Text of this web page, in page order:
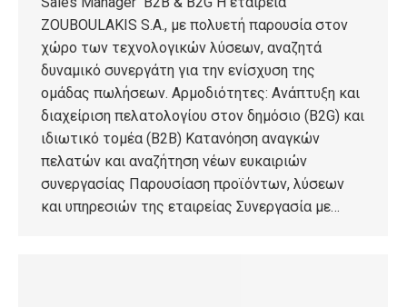
ZOUBOULAKIS S.A., με πολυετή παρουσία στον
χώρο των τεχνολογικών λύσεων, αναζητά
δυναμικό συνεργάτη για την ενίσχυση της
ομάδας πωλήσεων. Αρμοδιότητες: Ανάπτυξη και
διαχείριση πελατολογίου στον δημόσιο (B2G) και
ιδιωτικό τομέα (B2B) Κατανόηση αναγκών
πελατών και αναζήτηση νέων ευκαιριών
συνεργασίας Παρουσίαση προϊόντων, λύσεων
και υπηρεσιών της εταιρείας Συνεργασία με…